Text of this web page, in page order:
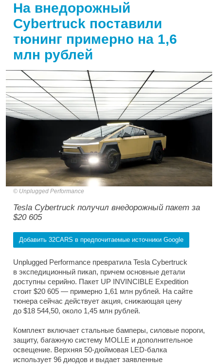
На внедорожный
Cybertruck поставили
тюнинг примерно на 1,6
млн рублей
Unplugged Performance
Tesla Cybertruck получил внедорожный пакет за
$20 605
Добавить 32CARS в предпочитаемые источники Google
Unplugged Performance превратила Tesla Cybertruck
в экспедиционный пикап, причем основные детали
доступны серийно. Пакет UP INVINCIBLE Expedition
стоит $20 605 — примерно 1,61 млн рублей. На сайте
тюнера сейчас действует акция, снижающая цену
до $18 544,50, около 1,45 млн рублей.
Комплект включает стальные бамперы, силовые пороги,
защиту, багажную систему MOLLE и дополнительное
освещение. Верхняя 50-дюймовая LED-балка
использует 96 диодов и выдает заявленные